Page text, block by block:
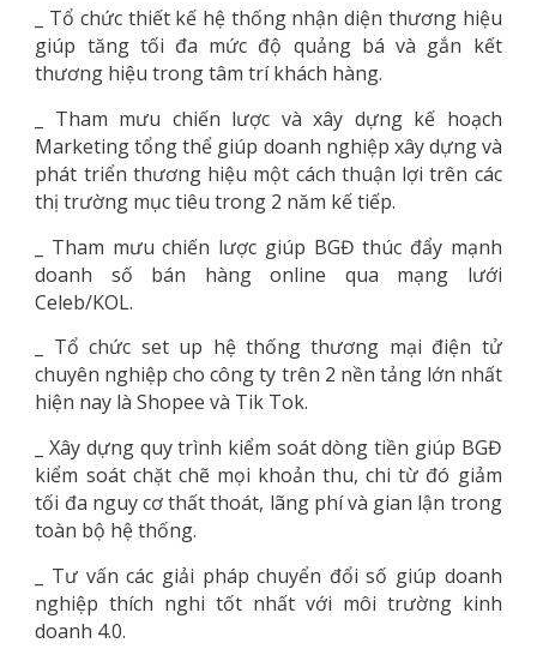
_ Tổ chức thiết kế hệ thống nhận diện thương hiệu
giúp tăng tối đa mức độ quảng bá và gắn kết
thương hiệu trong tâm trí khách hàng.
_ Tham mưu chiến lược và xây dựng kế hoạch
Marketing tổng thể giúp doanh nghiệp xây dựng và
phát triển thương hiệu một cách thuận lợi trên các
thị trường mục tiêu trong 2 năm kế tiếp.
_ Tham mưu chiến lược giúp BGĐ thúc đẩy mạnh
doanh số bán hàng online qua mạng lưới
Celeb/KOL.
_ Tổ chức set up hệ thống thương mại điện tử
chuyên nghiệp cho công ty trên 2 nền tảng lớn nhất
hiện nay là Shopee và Tik Tok.
_ Xây dựng quy trình kiểm soát dòng tiền giúp BGĐ
kiểm soát chặt chẽ mọi khoản thu, chi từ đó giảm
tối đa nguy cơ thất thoát, lãng phí và gian lận trong
toàn bộ hệ thống.
_ Tư vấn các giải pháp chuyển đổi số giúp doanh
nghiệp thích nghi tốt nhất với môi trường kinh
doanh 4.0.